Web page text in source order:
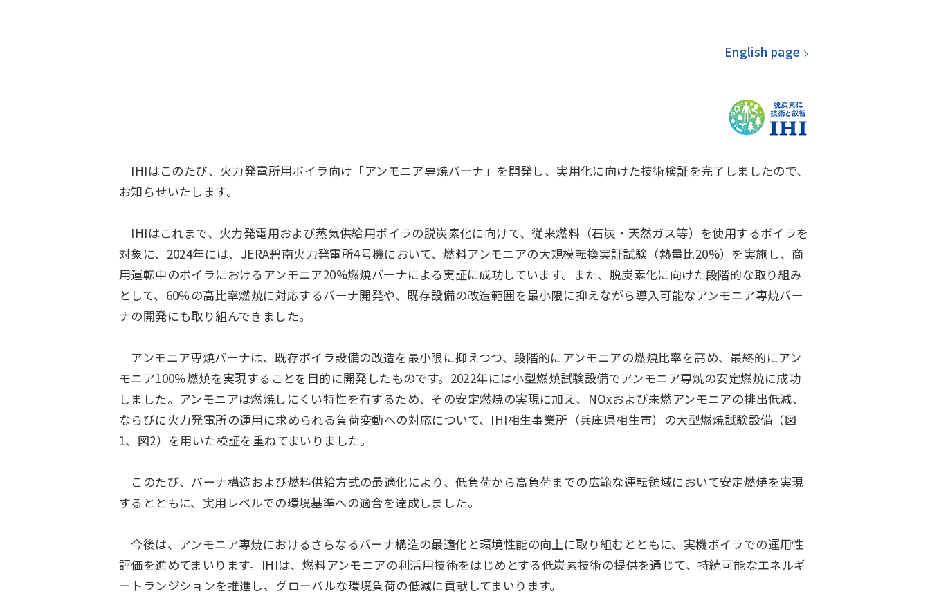
English page
IHIはこのたび、火力発電所用ボイラ向け「アンモニア専焼バーナ」を開発し、実用化に向けた技術検証を完了しましたので、
お知らせいたします。
IHIはこれまで、火力発電用および蒸気供給用ボイラの脱炭素化に向けて、従来燃料（石炭・天然ガス等）を使用するボイラを
対象に、2024年には、JERA碧南火力発電所4号機において、燃料アンモニアの大規模転換実証試験（熱量比20%）を実施し、商
用運転中のボイラにおけるアンモニア20%燃焼バーナによる実証に成功しています。また、脱炭素化に向けた段階的な取り組み
として、60％の高比率燃焼に対応するバーナ開発や、既存設備の改造範囲を最小限に抑えながら導入可能なアンモニア専焼バー
ナの開発にも取り組んできました。
アンモニア専焼バーナは、既存ボイラ設備の改造を最小限に抑えつつ、段階的にアンモニアの燃焼比率を高め、最終的にアン
モニア100％燃焼を実現することを目的に開発したものです。2022年には小型燃焼試験設備でアンモニア専焼の安定燃焼に成功
しました。アンモニアは燃焼しにくい特性を有するため、その安定燃焼の実現に加え、NOxおよび未燃アンモニアの排出低減、
ならびに火力発電所の運用に求められる負荷変動への対応について、IHI相生事業所（兵庫県相生市）の大型燃焼試験設備（図
1、図2）を用いた検証を重ねてまいりました。
このたび、バーナ構造および燃料供給方式の最適化により、低負荷から高負荷までの広範な運転領域において安定燃焼を実現
するとともに、実用レベルでの環境基準への適合を達成しました。
今後は、アンモニア専焼におけるさらなるバーナ構造の最適化と環境性能の向上に取り組むとともに、実機ボイラでの運用性
評価を進めてまいります。IHIは、燃料アンモニアの利活用技術をはじめとする低炭素技術の提供を通じて、持続可能なエネルギ
ートランジションを推進し、グローバルな環境負荷の低減に貢献してまいります。